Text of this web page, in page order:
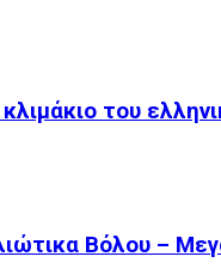
του
Βόλου –